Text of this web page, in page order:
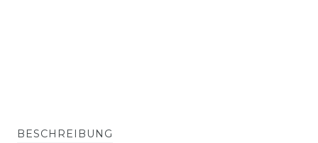
BESCHREIBUNG